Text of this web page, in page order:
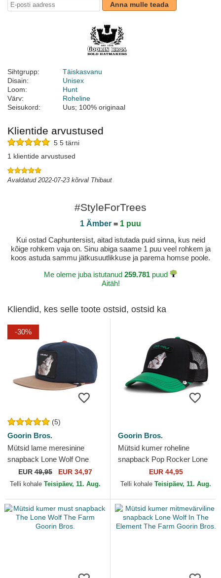
Anna mulle teada
Sihtgrupp:
Täiskasvanu
Disain:
Unisex
Loom:
Hunt
Värv:
Roheline
Seisukord:
Uus; 100% originaal
Klientide arvustused
5 5 tärni
1 klientide arvustused
Avaldatud 2022-07-23 kõrval Thibaut
#StyleForTrees
1 Ämber = 1 puu
Kui ostad Caphuntersist, aitad istutada puid sinna, kus neid
kõige rohkem vaja on. Sinu abiga saame 1 puu veel rohkem ja
koos astuda sammu jätkusuutlikkuse ja parema homse poole.
Me oleme juba istutanud 259.781 puud
Aitäh!
Kliendid, kes selle toote ostsid, ostsid ka
-30%
(5)
Goorin Bros.
Mütsid lame meresinine
snapback Lone Wolf One
Pack The Farm Flats The
Farm Goorin Bros.
EUR49,95 EUR 34,97
Telli kohale Teisipäev, 11. Aug.
Goorin Bros.
Mütsid kumer roheline
snapback Pop Rocker Lone
Wolf The Farm Goorin Bros.
EUR 44,95
Telli kohale Teisipäev, 11. Aug.